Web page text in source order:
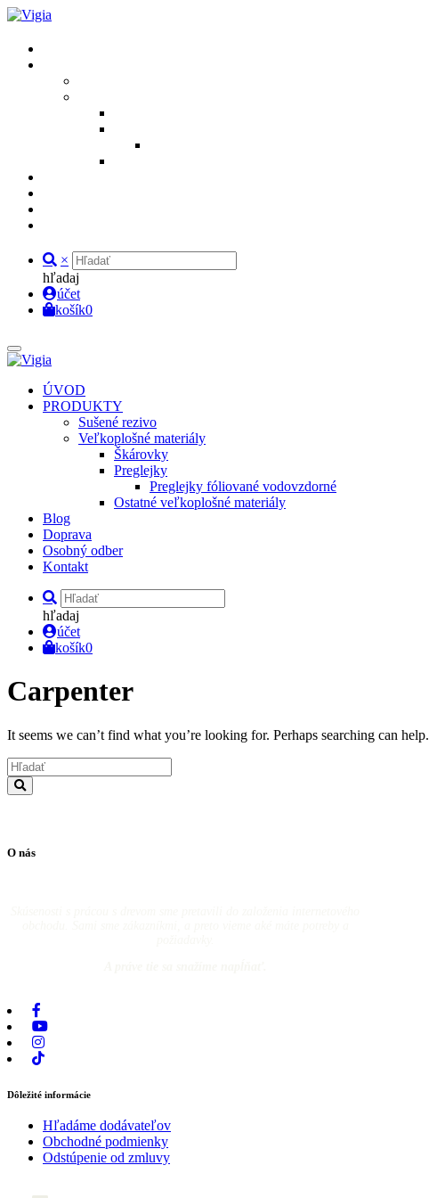
×
hľadaj
účet
košík0
ÚVOD
PRODUKTY
Sušené rezivo
Veľkoplošné materiály
Škárovky
Preglejky
Preglejky fóliované vodovzdorné
Ostatné veľkoplošné materiály
Blog
Doprava
Osobný odber
Kontakt
hľadaj
účet
košík0
Carpenter
It seems we can’t find what you’re looking for. Perhaps searching can help.
O nás
Dôležité informácie
Hľadáme dodávateľov
Obchodné podmienky
Odstúpenie od zmluvy